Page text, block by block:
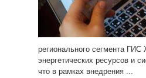
регионального сегмента
энергетических ресурсов и
что в рамках внедрения ...